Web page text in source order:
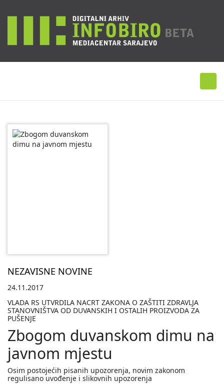
NEZAVISNE NOVINE
24.11.2017
VLADA RS UTVRDILA NACRT ZAKONA O ZAŠTITI ZDRAVLJA
STANOVNIŠTVA OD DUVANSKIH I OSTALIH PROIZVODA ZA
PUŠENJE
Zbogom duvanskom dimu na
javnom mjestu
Osim postojećih pisanih upozorenja, novim zakonom
regulisano uvođenje i slikovnih upozorenja